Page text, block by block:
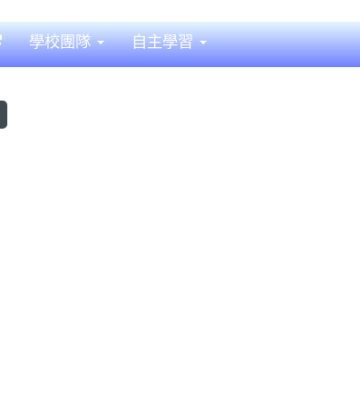
重新取得佈景設定
學校團隊 自主學習